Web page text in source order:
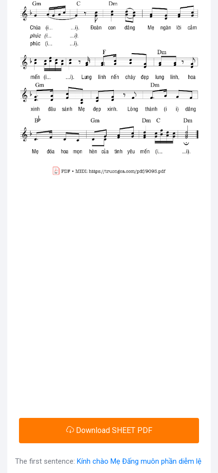
Download SHEET PDF
The first sentence: Kính chào Mẹ Đấng muôn phần diễm lệ